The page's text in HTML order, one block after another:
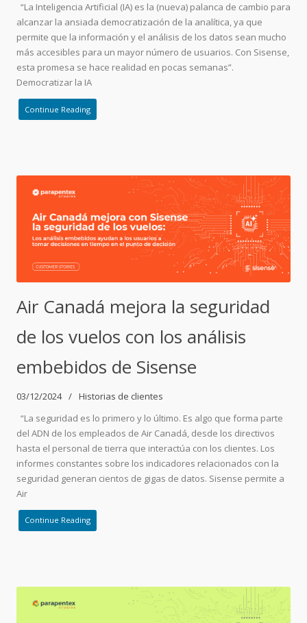
“La Inteligencia Artificial (IA) es la (nueva) palanca de cambio para
alcanzar la ansiada democratización de la analítica, ya que
permite que la información y el análisis de los datos sean mucho
más accesibles para un mayor número de usuarios. Con Sisense,
esta promesa se hace realidad en pocas semanas”.
Democratizar la IA
Continue Reading
Air Canadá mejora la seguridad
de los vuelos con los análisis
embebidos de Sisense
03/12/2024
Historias de clientes
“La seguridad es lo primero y lo último. Es algo que forma parte
del ADN de los empleados de Air Canadá, desde los directivos
hasta el personal de tierra que interactúa con los clientes. Los
informes constantes sobre los indicadores relacionados con la
seguridad generan cientos de gigas de datos. Sisense permite a
Air
Continue Reading